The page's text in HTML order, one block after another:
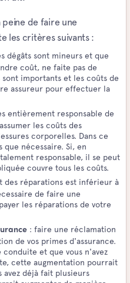
de faire une
les critères suivants :
dégâts sont mineurs et que
coût, ne faite pas de
importants et les coûts de
assureur pour effectuer la
entièrement responsable de
les coûts des
corporelles. Dans ce
que nécessaire. Si, en
responsable, il se peut
couvre tous les coûts.
des réparations est inférieur à
de faire une
les réparations de votre
: faire une réclamation
de vos primes d'assurance.
conduite et que vous n'avez
cette augmentation pourrait
avez déjà fait plusieurs